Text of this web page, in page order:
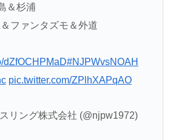
＆杉浦
ファンタズモ＆外道
dZfOCHPMaD#NJPWvsNOAH
pic.twitter.com/ZPlhXAPqAO
リング株式会社 (@njpw1972)